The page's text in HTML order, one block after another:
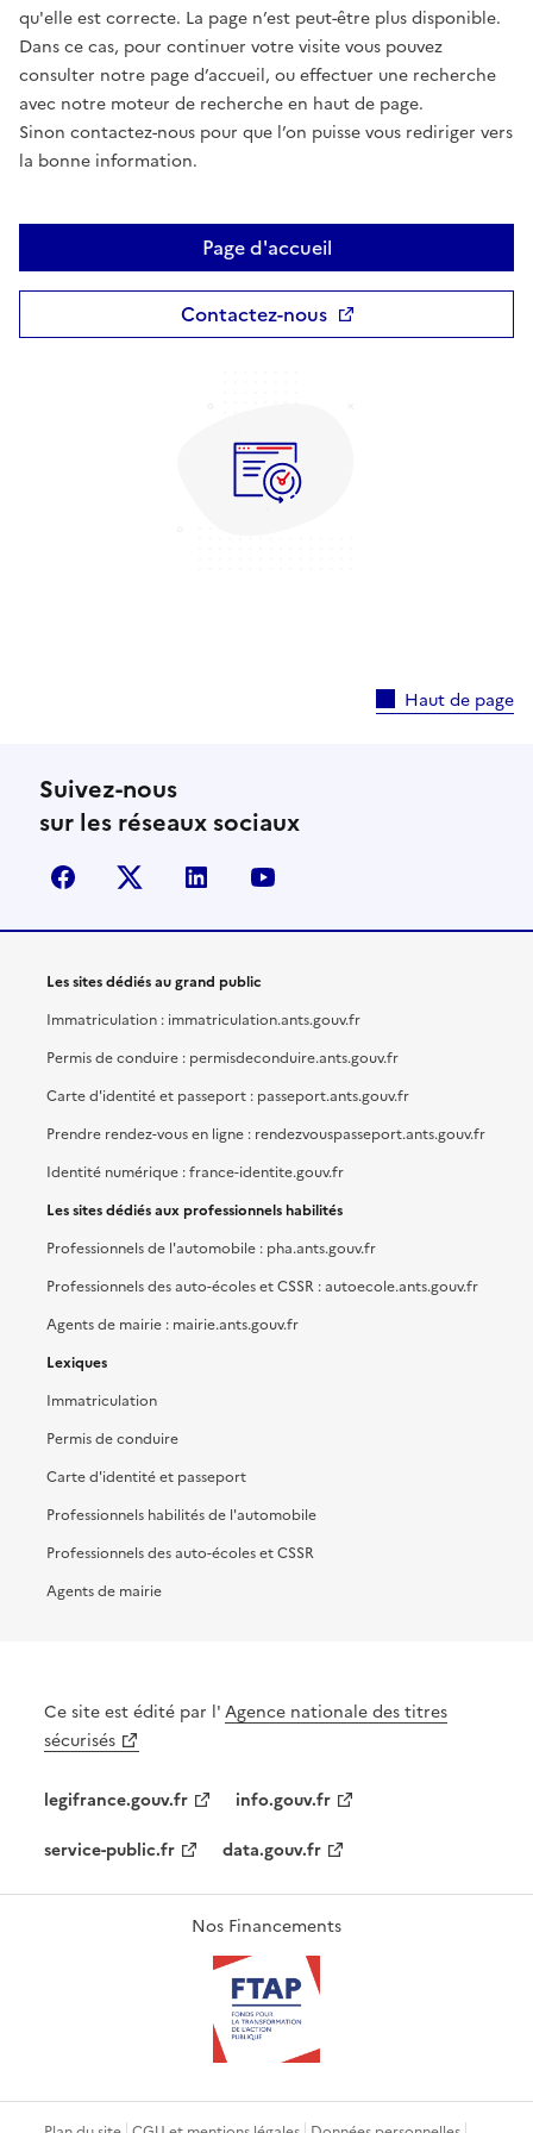
qu'elle est correcte. La page n’est peut-être plus disponible.
Dans ce cas, pour continuer votre visite vous pouvez
consulter notre page d’accueil, ou effectuer une recherche
avec notre moteur de recherche en haut de page.
Sinon contactez-nous pour que l’on puisse vous rediriger vers
la bonne information.
Page d'accueil
Contactez-nous
Haut de page
Suivez-nous
sur les réseaux sociaux
facebook X (anciennement Twitter)
linkedin
Les sites dédiés au grand public
Immatriculation : immatriculation.ants.gouv.fr
Permis de conduire : permisdeconduire.ants.gouv.fr
Carte d'identité et passeport : passeport.ants.gouv.fr
Prendre rendez-vous en ligne : rendezvouspasseport.ants.gouv.fr
Identité numérique : france-identite.gouv.fr
Les sites dédiés aux professionnels habilités
Professionnels de l'automobile : pha.ants.gouv.fr
Professionnels des auto-écoles et CSSR : autoecole.ants.gouv.fr
Agents de mairie : mairie.ants.gouv.fr
Lexiques
Immatriculation
Permis de conduire
Carte d'identité et passeport
Professionnels habilités de l'automobile
Professionnels des auto-écoles et CSSR
Agents de mairie
Ce site est édité par l'Agence nationale des titres
sécurisés
legifrance.gouv.fr
info.gouv.fr
service-public.fr
data.gouv.fr
Nos Financements